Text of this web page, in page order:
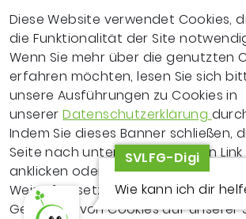
Diese Website verwendet Cookies,
die Funktionalität der Site
Wenn Sie mehr über die genutzten
erfahren möchten, lesen Sie sich
unsere Ausführungen zu Cookies in
unsererDatenschutzerklärung
Indem Sie dieses Banner schließen,
Seite nach unten scrollen, einen Link
anklicken oder Ihre Recherche auf
Weise fortsetzen, erklären Sie sich
Gebrauch von Cookies auf unserer
Copyrighthinweis
© 2026 Sozialversicherung für
SO ERREICHEN SIE UNS
EXTRANET
IMPRESSUM
LEICHTE SPRACHE
FRAGEN ZUR WEBSITE?
ERKLÄRUNG ZUR
BARRIEREFREIHEITSVLFG-Digi
Wie kann ich dir